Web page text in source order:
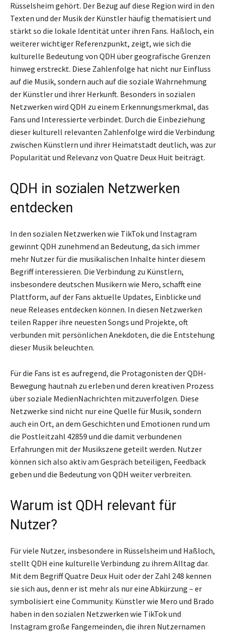
Rüsselsheim gehört. Der Bezug auf diese Region wird in den
Texten und der Musik der Künstler häufig thematisiert und
stärkt so die lokale Identität unter ihren Fans. Haßloch, ein
weiterer wichtiger Referenzpunkt, zeigt, wie sich die
kulturelle Bedeutung von QDH über geografische Grenzen
hinweg erstreckt. Diese Zahlenfolge hat nicht nur Einfluss
auf die Musik, sondern auch auf die soziale Wahrnehmung
der Künstler und ihrer Herkunft. Besonders in sozialen
Netzwerken wird QDH zu einem Erkennungsmerkmal, das
Fans und Interessierte verbindet. Durch die Einbeziehung
dieser kulturell relevanten Zahlenfolge wird die Verbindung
zwischen Künstlern und ihrer Heimatstadt deutlich, was zur
Popularität und Relevanz von Quatre Deux Huit beiträgt.
QDH in sozialen Netzwerken
entdecken
In den sozialen Netzwerken wie TikTok und Instagram
gewinnt QDH zunehmend an Bedeutung, da sich immer
mehr Nutzer für die musikalischen Inhalte hinter diesem
Begriff interessieren. Die Verbindung zu Künstlern,
insbesondere deutschen Musikern wie Mero, schafft eine
Plattform, auf der Fans aktuelle Updates, Einblicke und
neue Releases entdecken können. In diesen Netzwerken
teilen Rapper ihre neuesten Songs und Projekte, oft
verbunden mit persönlichen Anekdoten, die die Entstehung
dieser Musik beleuchten.
Für die Fans ist es aufregend, die Protagonisten der QDH-
Bewegung hautnah zu erleben und deren kreativen Prozess
über soziale MedienNachrichten mitzuverfolgen. Diese
Netzwerke sind nicht nur eine Quelle für Musik, sondern
auch ein Ort, an dem Geschichten und Emotionen rund um
die Postleitzahl 42859 und die damit verbundenen
Erfahrungen mit der Musikszene geteilt werden. Nutzer
können sich also aktiv am Gespräch beteiligen, Feedback
geben und die Bedeutung von QDH weiter verbreiten.
Warum ist QDH relevant für
Nutzer?
Für viele Nutzer, insbesondere in Rüsselsheim und Haßloch,
stellt QDH eine kulturelle Verbindung zu ihrem Alltag dar.
Mit dem Begriff Quatre Deux Huit oder der Zahl 248 kennen
sie sich aus, denn er ist mehr als nur eine Abkürzung – er
symbolisiert eine Community. Künstler wie Mero und Brado
haben in den sozialen Netzwerken wie TikTok und
Instagram große Fangemeinden, die ihren Nutzernamen